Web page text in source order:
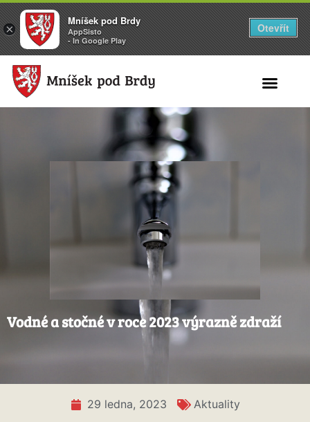
Vodné a stočné v roce 2023 výrazně zdraží
29 ledna, 2023 Aktuality
×
Mníšek pod Brdy
AppSisto
- In Google Play
Otevřít